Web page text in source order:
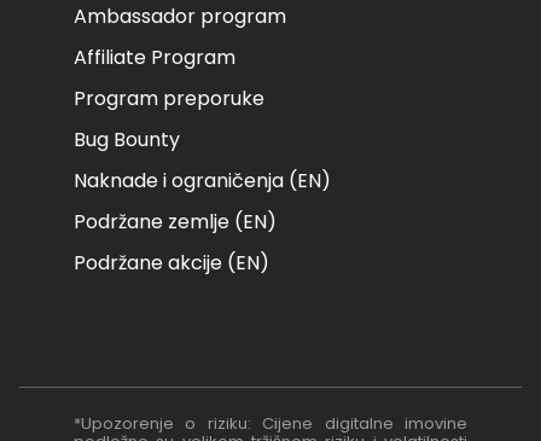
Ambassador program
Affiliate Program
Program preporuke
Bug Bounty
Naknade i ograničenja (EN)
Podržane zemlje (EN)
Podržane akcije (EN)
*Upozorenje o riziku: Cijene digitalne imovine